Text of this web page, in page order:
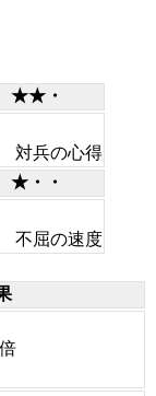
★★・
対兵の心得
★・・
不屈の速度